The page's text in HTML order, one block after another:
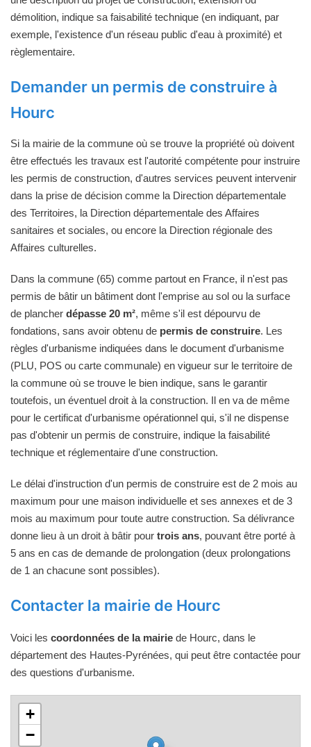
démolition, indique sa faisabilité technique (en indiquant, par
exemple, l'existence d'un réseau public d'eau à proximité) et
règlementaire.
Demander un permis de construire à
Hourc
Si la mairie de la commune où se trouve la propriété où doivent
être effectués les travaux est l'autorité compétente pour instruire
les permis de construction, d'autres services peuvent intervenir
dans la prise de décision comme la Direction départementale
des Territoires, la Direction départementale des Affaires
sanitaires et sociales, ou encore la Direction régionale des
Affaires culturelles.
Dans la commune (65) comme partout en France, il n'est pas
permis de bâtir un bâtiment dont l'emprise au sol ou la surface
de plancher dépasse 20 m², même s'il est dépourvu de
fondations, sans avoir obtenu de permis de construire. Les
règles d'urbanisme indiquées dans le document d'urbanisme
(PLU, POS ou carte communale) en vigueur sur le territoire de
la commune où se trouve le bien indique, sans le garantir
toutefois, un éventuel droit à la construction. Il en va de même
pour le certificat d'urbanisme opérationnel qui, s'il ne dispense
pas d'obtenir un permis de construire, indique la faisabilité
technique et réglementaire d'une construction.
Le délai d'instruction d'un permis de construire est de 2 mois au
maximum pour une maison individuelle et ses annexes et de 3
mois au maximum pour toute autre construction. Sa délivrance
donne lieu à un droit à bâtir pour trois ans, pouvant être porté à
5 ans en cas de demande de prolongation (deux prolongations
de 1 an chacune sont possibles).
Contacter la mairie de Hourc
Voici les coordonnées de la mairie de Hourc, dans le
département des Hautes-Pyrénées, qui peut être contactée pour
des questions d'urbanisme.
+
−